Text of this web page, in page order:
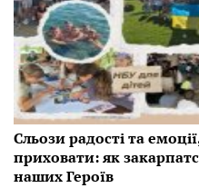
Сльози радості та
приховати: як
наших Героїв